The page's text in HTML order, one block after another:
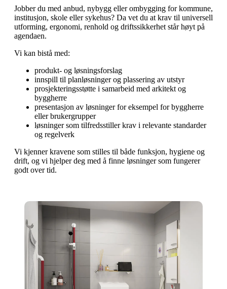
Jobber du med anbud, nybygg eller ombygging for kommune,
institusjon, skole eller sykehus? Da vet du at krav til universell
utforming, ergonomi, renhold og driftssikkerhet står høyt på
agendaen.
Vi kan bistå med:
produkt- og løsningsforslag
innspill til planløsninger og plassering av utstyr
prosjekteringsstøtte i samarbeid med arkitekt og
byggherre
presentasjon av løsninger for eksempel for byggherre
eller brukergrupper
løsninger som tilfredsstiller krav i relevante standarder
og regelverk
Vi kjenner kravene som stilles til både funksjon, hygiene og
drift, og vi hjelper deg med å finne løsninger som fungerer
godt over tid.